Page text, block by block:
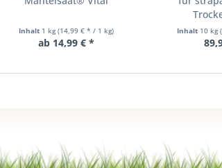
Inhalt 1 kg(14,99 € * / 1 kg)
ab 14,99 € *
Inhalt 10 kg